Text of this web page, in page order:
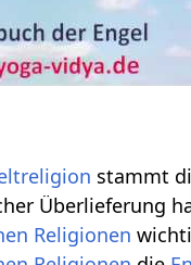
stammt
Überlieferung
Religionen